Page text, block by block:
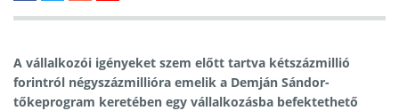
A vállalkozói igényeket szem előtt tartva kétszázmillió
forintról négyszázmillióra emelik a Demján Sándor-
tőkeprogram keretében egy vállalkozásba befektethető